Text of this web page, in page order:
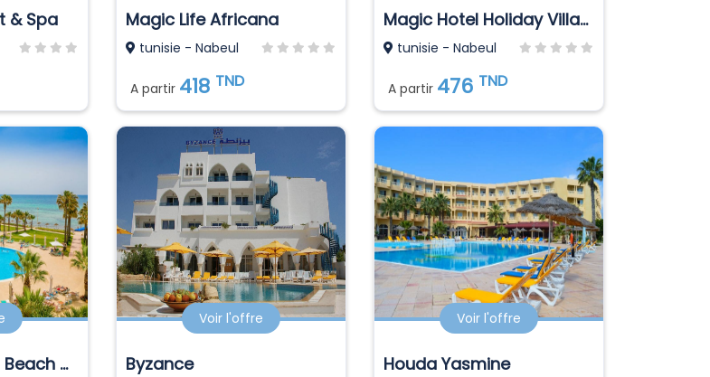
& Spa Magic Life Africana
tunisie - Nabeul
A partir 418 TND
Magic Hotel Holiday Village El Manar
tunisie - Nabeul
A partir 476 TND
Khayam Garden Beach Resort & Spa
Voir l'offre
Byzance
Voir l'offre
Houda Yasmine